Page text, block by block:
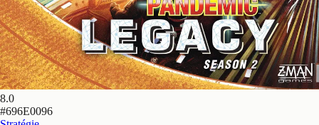
8.0
#696E0096